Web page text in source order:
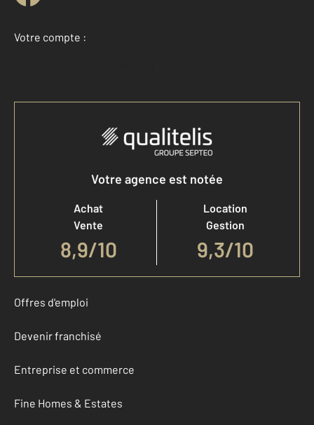
Votre compte :
Accéder à mon compte
Votre agence est notée
Achat
Vente
8,9/10
Location
Gestion
9,3/10
Offres d'emploi
Devenir franchisé
Entreprise et commerce
Fine Homes & Estates